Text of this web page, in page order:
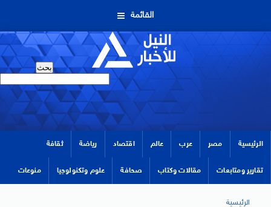
القائمة
الرئيسية مصر عرب عالم اقتصاد رياضة ثقافة
تقارير ومتابعات مقالات وكتاب صحافة علوم وتكنولوجيا منوعات
الرئيسية